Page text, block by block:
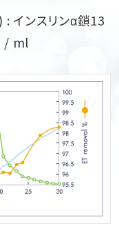
インスリンα鎖13
/ ml